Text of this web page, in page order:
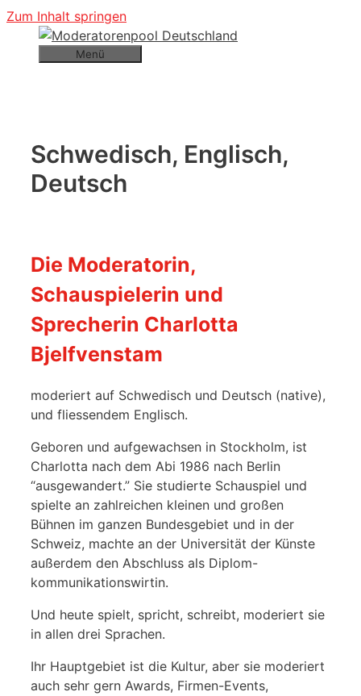
Zum Inhalt springen
Menü
Schwedisch, Englisch,
Deutsch
Die Moderatorin,
Schauspielerin und
Sprecherin Charlotta
Bjelfvenstam
moderiert auf Schwedisch und Deutsch (native),
und fliessendem Englisch.
Geboren und aufgewachsen in Stockholm, ist
Charlotta nach dem Abi 1986 nach Berlin
“ausgewandert.” Sie studierte Schauspiel und
spielte an zahlreichen kleinen und großen
Bühnen im ganzen Bundesgebiet und in der
Schweiz, machte an der Universität der Künste
außerdem den Abschluss als Diplom-
kommunikationswirtin.
Und heute spielt, spricht, schreibt, moderiert sie
in allen drei Sprachen.
Ihr Hauptgebiet ist die Kultur, aber sie moderiert
auch sehr gern Awards, Firmen-Events,